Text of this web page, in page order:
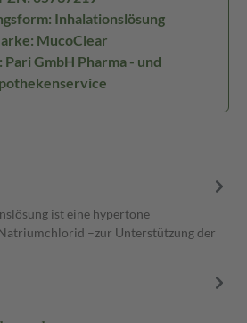
Inhalationslösung
MucoClear
GmbH Pharma - und
ist eine hypertone
–zur Unterstützung der